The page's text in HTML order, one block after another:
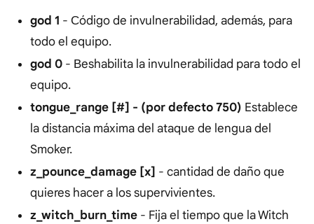
god 1 - Сódigo de invulnerabilidad, además, para
todo el equipo.
god 0- Вeshabilita la invulnerabilidad para todo el
equipo.
tongue_range [#] - (por defecto 750) Establece
la distancia máxima del ataque de lengua del
Smoker.
z_pounce_damage [x] - cantidad de daño que
quieres hacer a los supervivientes.
z_witch_burn_time- Fija el tiempo que la Witch